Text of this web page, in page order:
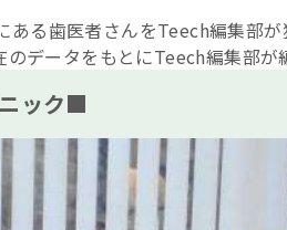
ある歯医者さんをTeech編集部
データをもとにTeech編集部が
ック■